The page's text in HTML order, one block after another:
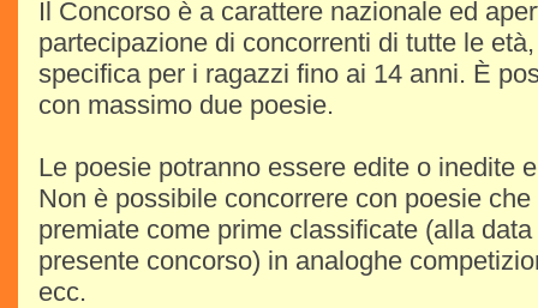
Il Concorso è a carattere nazionale ed
partecipazione di concorrenti di tutte le
specifica per i ragazzi fino ai 14 anni. È
con massimo due poesie.
Le poesie potranno essere edite o inedite
Non è possibile concorrere con poesie
premiate come prime classificate (alla data
presente concorso) in analoghe
ecc.